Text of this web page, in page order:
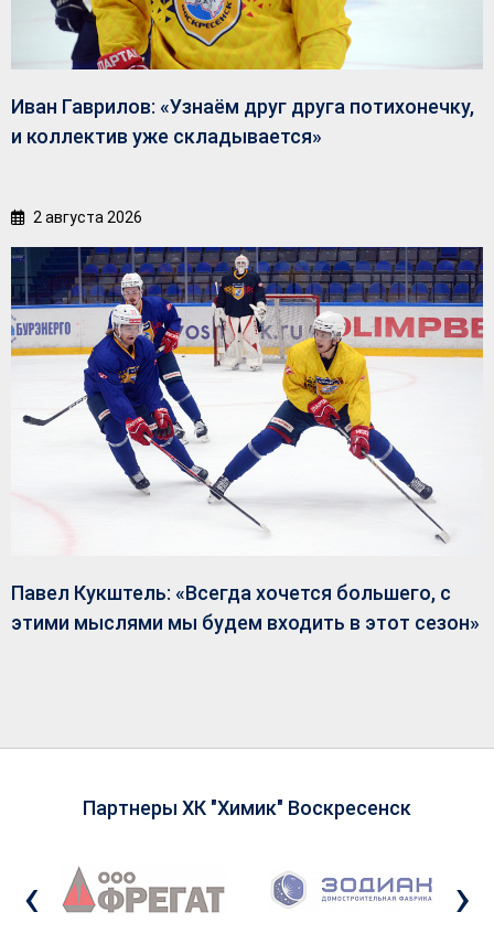
Иван Гаврилов: «Узнаём друг друга потихонечку,
и коллектив уже складывается»
2 августа 2026
Павел Кукштель: «Всегда хочется большего, с
этими мыслями мы будем входить в этот сезон»
Партнеры ХК "Химик" Воскресенск
‹ ›